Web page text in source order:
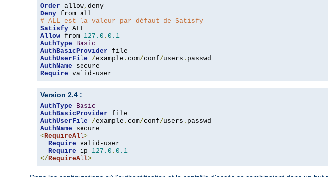
Order allow,
Deny
# ALL est la valeur par défaut de Satisfy
Satisfy
Allow from 127.0 . 0.1
AuthType
Basic
AuthBasicProvider
AuthUserFile
/example . com/conf/users .
AuthName
Require valid-user
Version 2.4 :
AuthType
Basic
AuthBasicProvider
AuthUserFile
/example . com/conf/users .
AuthName
<RequireAll>
Require valid-user
Require ip 127.0 . 0.1
</RequireAll>